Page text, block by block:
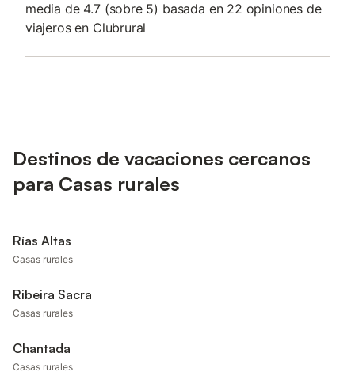
media de 4.7 (sobre 5) basada en 22 opiniones de
viajeros en Clubrural
Destinos de vacaciones cercanos
para Casas rurales
Rías Altas
Casas rurales
Ribeira Sacra
Casas rurales
Chantada
Casas rurales